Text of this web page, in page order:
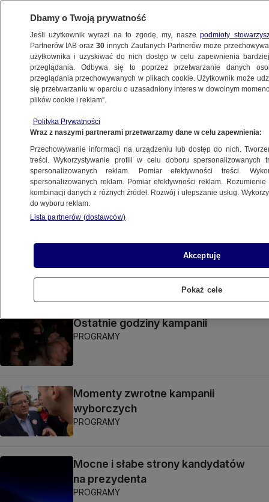
CZARNO NA BIAŁYM
"Powstał zupełnie nowy wyborca".
Na kogo zagłosują zwolennicy
Szymona Hołowni?
PROGRAMY
Charakterystyka wyborcy Bosaka
PROGRAMY
Ostatnie godziny kampanii
PROGRAMY
Momenty zwrotne kampanii
wyborczych
PROGRAMY
Mocne i słabe strony kandydatów
na prezydenta
PROGRAMY
Dbamy o Twoją prywatność
Jeśli użytkownik wyrazi na to zgodę, my, naszepodmioty
Partnerów IAB oraz30 innych Zaufanych Partnerów może
użytkownika i uzyskiwać do nich dostęp w celu zapewnienia
przeglądania. Odbywa się to poprzez przetwarzanie danych
przeglądania przechowywanych w plikach cookie. Użytkownik może
się przetwarzaniu w oparciu o uzasadniony interes w dowolnym
plików cookie i reklam”.
Polityka Prywatności
Wraz z naszymi partnerami przetwarzamy dane w celu zapewnienia:
Przechowywanie informacji na urządzeniu lub dostęp do nich.
treści. Wykorzystywanie profili w celu doboru spersonalizowanych
spersonalizowanych reklam. Pomiar efektywności treści.
spersonalizowanych reklam. Pomiar efektywności reklam.
kombinacji danych z różnych źródeł. Rozwój i ulepszanie usług.
do wyboru reklam.
Lista partnerów (dostawców)
Akceptuję
Pokaż cele